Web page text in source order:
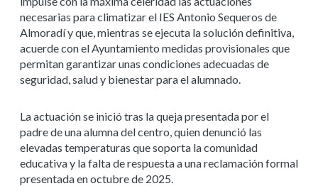
necesarias para climatizar el IES Antonio Sequeros de
Almoradí y que, mientras se ejecuta la solución definitiva,
acuerde con el Ayuntamiento medidas provisionales que
permitan garantizar unas condiciones adecuadas de
seguridad, salud y bienestar para el alumnado.
La actuación se inició tras la queja presentada por el
padre de una alumna del centro, quien denunció las
elevadas temperaturas que soporta la comunidad
educativa y la falta de respuesta a una reclamación formal
presentada en octubre de 2025.